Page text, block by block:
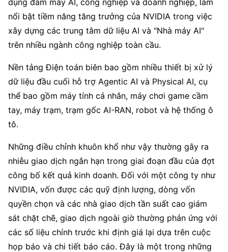
nổi bật tiềm năng tăng trưởng của NVIDIA trong việc
xây dựng các trung tâm dữ liệu AI và "Nhà máy AI"
trên nhiều ngành công nghiệp toàn cầu.
Nền tảng Điện toán biên bao gồm nhiều thiết bị xử lý
dữ liệu đầu cuối hỗ trợ Agentic AI và Physical AI, cụ
thể bao gồm máy tính cá nhân, máy chơi game cầm
tay, máy trạm, trạm gốc AI-RAN, robot và hệ thống ô
tô.
Những điều chỉnh khuôn khổ như vậy thường gây ra
nhiễu giao dịch ngắn hạn trong giai đoạn đầu của đợt
công bố kết quả kinh doanh. Đối với một công ty như
NVIDIA, vốn được các quỹ định lượng, dòng vốn
quyền chọn và các nhà giao dịch tần suất cao giám
sát chặt chẽ, giao dịch ngoài giờ thường phản ứng với
các số liệu chính trước khi định giá lại dựa trên cuộc
họp báo và chi tiết báo cáo. Đây là một trong những